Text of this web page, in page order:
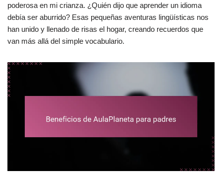
poderosa en mi crianza. ¿Quién dijo que aprender un idioma
debía ser aburrido? Esas pequeñas aventuras lingüísticas nos
han unido y llenado de risas el hogar, creando recuerdos que
van más allá del simple vocabulario.